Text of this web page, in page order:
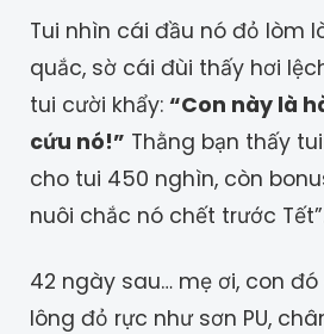
Tui nhìn cái đầu nó đỏ lòm
quắc, sờ cái đùi thấy hơi
tui cười khẩy: “Con này là
cứu nó!” Thằng bạn thấy
cho tui 450 nghìn, còn
nuôi chắc nó chết trước
42 ngày sau… mẹ ơi, con
lông đỏ rực như sơn PU,